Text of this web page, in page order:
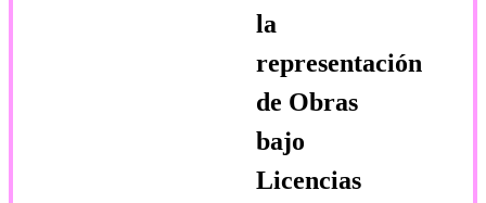
la
representación
de Obras
bajo
Licencias